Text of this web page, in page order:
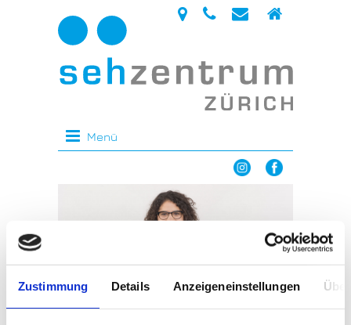
Zustimmung Details Anzeigeneinstellungen
Menü